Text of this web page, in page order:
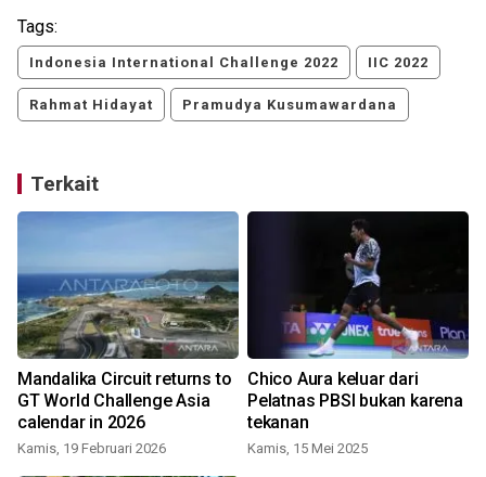
Tags:
Indonesia International Challenge 2022 IIC 2022
Rahmat Hidayat Pramudya Kusumawardana
Terkait
Mandalika Circuit returns to
GT World Challenge Asia
calendar in 2026
Kamis, 19 Februari 2026
Chico Aura keluar dari
Pelatnas PBSI bukan karena
tekanan
Kamis, 15 Mei 2025